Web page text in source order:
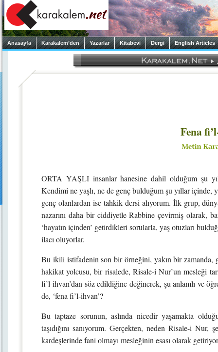
Anasayfa Karakalem’den Yazarlar Kitabevi Dergi English Articles
Fena
ORTA YAŞLI insanlar hanesine dahil olduğum şu
Kendimi ne yaşlı, ne de genç bulduğum şu yıllar içinde,
genç olanlardan ise tahkik dersi alıyorum. İlk grup,
nazarını daha bir ciddiyetle Rabbine çevirmiş olarak,
‘hayatın içinden’ getirdikleri sorularla, yaş otuzları
ilacı oluyorlar.
Bu ikili istifadenin son bir örneğini, yakın bir
hakikat yolcusu, bir risalede, Risale-i Nur’un mesleği
fi’l-ihvan’dan söz edildiğine değinerek, şu anlamlı ve
de, ‘fena fi’l-ihvan’?
Bu taptaze sorunun, aslında nicedir yaşamakta
taşıdığını sanıyorum. Gerçekten, neden Risale-i
kardeşlerinde fani olmayı mesleğinin esası olarak